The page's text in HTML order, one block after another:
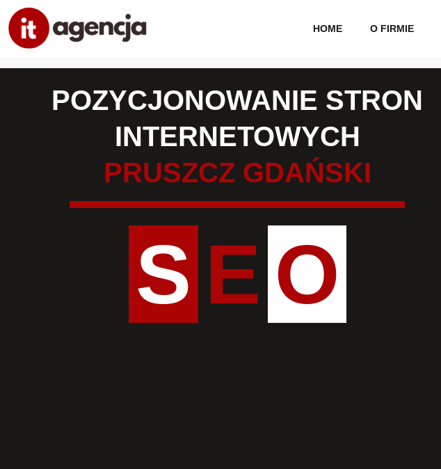
HOME O FIRMIE
POZYCJONOWANIE STRON
INTERNETOWYCH
PRUSZCZ GDAŃSKI
S E O